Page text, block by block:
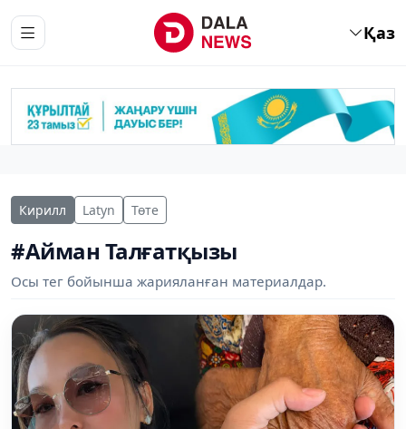
Қаз
Кирилл Latyn Төте
#Айман Талғатқызы
Осы тег бойынша жарияланған материалдар.